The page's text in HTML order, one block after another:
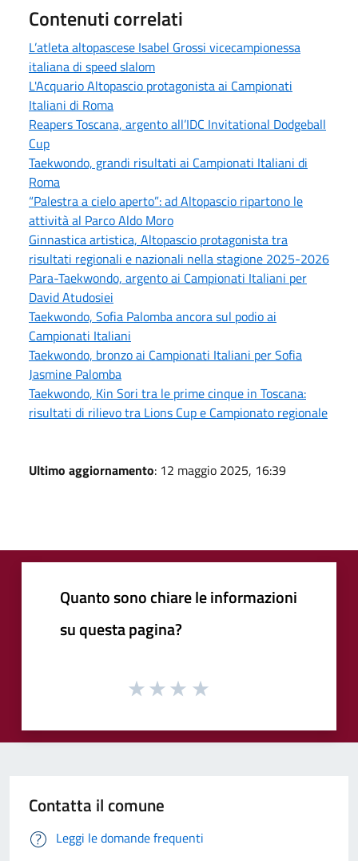
Contenuti correlati
L’atleta altopascese Isabel Grossi vicecampionessa
italiana di speed slalom
L'Acquario Altopascio protagonista ai Campionati
Italiani di Roma
Reapers Toscana, argento all’IDC Invitational Dodgeball
Cup
Taekwondo, grandi risultati ai Campionati Italiani di
Roma
“Palestra a cielo aperto”: ad Altopascio ripartono le
attività al Parco Aldo Moro
Ginnastica artistica, Altopascio protagonista tra
risultati regionali e nazionali nella stagione 2025-2026
Para-Taekwondo, argento ai Campionati Italiani per
David Atudosiei
Taekwondo, Sofia Palomba ancora sul podio ai
Campionati Italiani
Taekwondo, bronzo ai Campionati Italiani per Sofia
Jasmine Palomba
Taekwondo, Kin Sori tra le prime cinque in Toscana:
risultati di rilievo tra Lions Cup e Campionato regionale
Ultimo aggiornamento: 12 maggio 2025, 16:39
Quanto sono chiare le informazioni
su questa pagina?
Contatta il comune
Leggi le domande frequenti